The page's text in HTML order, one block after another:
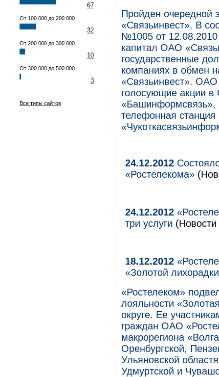
67
От 100 000 до 200 000
32
От 200 000 до 300 000
10
От 300 000 до 500 000
3
Все типы сайтов
Пройден очередной
«Связьинвест». В
№1005 от
капитал ОАО
государственные
компаниях в обмен
«Связьинвест». ОАО
голосующие акции
телефонная
24.12.2012
«Ростелекома»
24.12.2012
три услуги (Новости
18.12.2012
«Золотой
«Ростелеком»
лояльности
округе. Ее
граждан ОАО
макрорегиона
Оренбургской,
Ульяновской
Удмуртской и